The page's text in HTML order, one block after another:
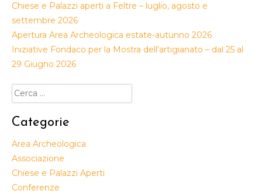
Chiese e Palazzi aperti a Feltre – luglio, agosto e
settembre 2026
Apertura Area Archeologica estate-autunno 2026
Iniziative Fondaco per la Mostra dell’artigianato – dal 25 al
29 Giugno 2026
Ricerca
per:
Categorie
Area Archeologica
Associazione
Chiese e Palazzi Aperti
Conferenze